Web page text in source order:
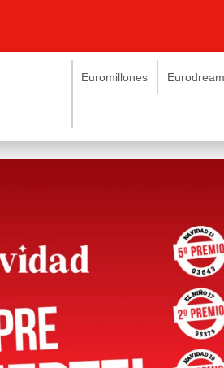
Euromillones